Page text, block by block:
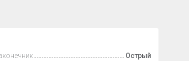
Острый